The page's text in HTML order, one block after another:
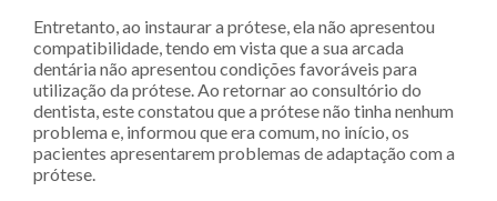
Entretanto, ao instaurar a prótese, ela não apresentou
compatibilidade, tendo em vista que a sua arcada
dentária não apresentou condições favoráveis para
utilização da prótese. Ao retornar ao consultório do
dentista, este constatou que a prótese não tinha nenhum
problema e, informou que era comum, no início, os
pacientes apresentarem problemas de adaptação com a
prótese.